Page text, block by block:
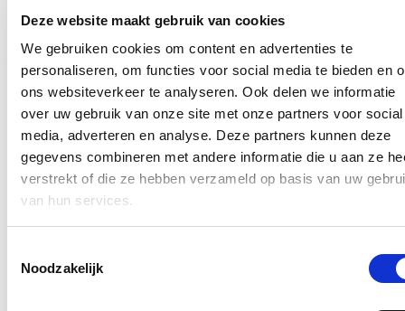
Deze website maakt gebruik van cookies
We gebruiken cookies om content en advertenties te
personaliseren, om functies voor social media te bieden en
ons websiteverkeer te analyseren. Ook delen we informatie
over uw gebruik van onze site met onze partners voor social
media, adverteren en analyse. Deze partners kunnen deze
gegevens combineren met andere informatie die u aan ze
verstrekt of die ze hebben verzameld op basis van uw
van hun services.
Noodzakelijk
padelterrein.
Padel is nu al enkele jaren een ware sportrage. Ik begrijp niet dat
minister Demir niet proactiever is geweest om wetgeving uit te
vaardigen. Als er wel een Vlaams kader zou zijn, waarin naast
strengere vergunningsvoorwaarden bijvoorbeeld ook maximale
decibelwaarden opgenomen zijn, dan zou de stad beter kunnen
optreden in de toekomst. Ik dring nogmaals aan hier werk van te
maken.
Elke locatie, club of melding van overlast kan dan afzonderlijk
onderzocht worden. Iets wat we overigens steeds beoogden de
omgevingsaanvragen van de verschillende clubs waarbij er steeds
vaak héél ver om de relatie met de buren te vrijwaren. Door het
opleggen van verregaande en dure investeringen zoals bijkomende